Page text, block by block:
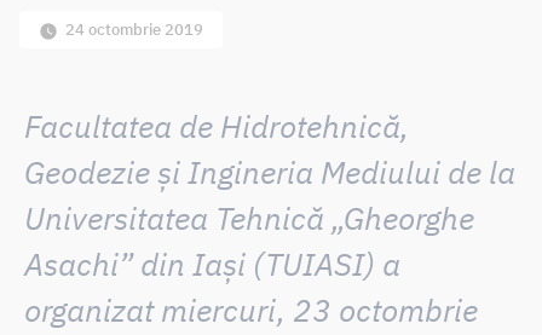
24 octombrie 2019
Facultatea de Hidrotehnică,
Geodezie și Ingineria Mediului de la
Universitatea Tehnică „Gheorghe
Asachi” din Iași (TUIASI) a
organizat miercuri, 23 octombrie